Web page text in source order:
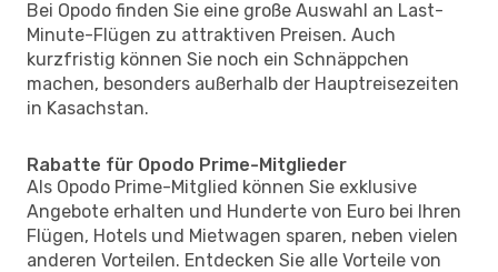
Bei Opodo finden Sie eine große Auswahl an Last-
Minute-Flügen zu attraktiven Preisen. Auch
kurzfristig können Sie noch ein Schnäppchen
machen, besonders außerhalb der Hauptreisezeiten
in Kasachstan.
Rabatte für Opodo Prime-Mitglieder
Als Opodo Prime-Mitglied können Sie exklusive
Angebote erhalten und Hunderte von Euro bei Ihren
Flügen, Hotels und Mietwagen sparen, neben vielen
anderen Vorteilen. Entdecken Sie alle Vorteile von